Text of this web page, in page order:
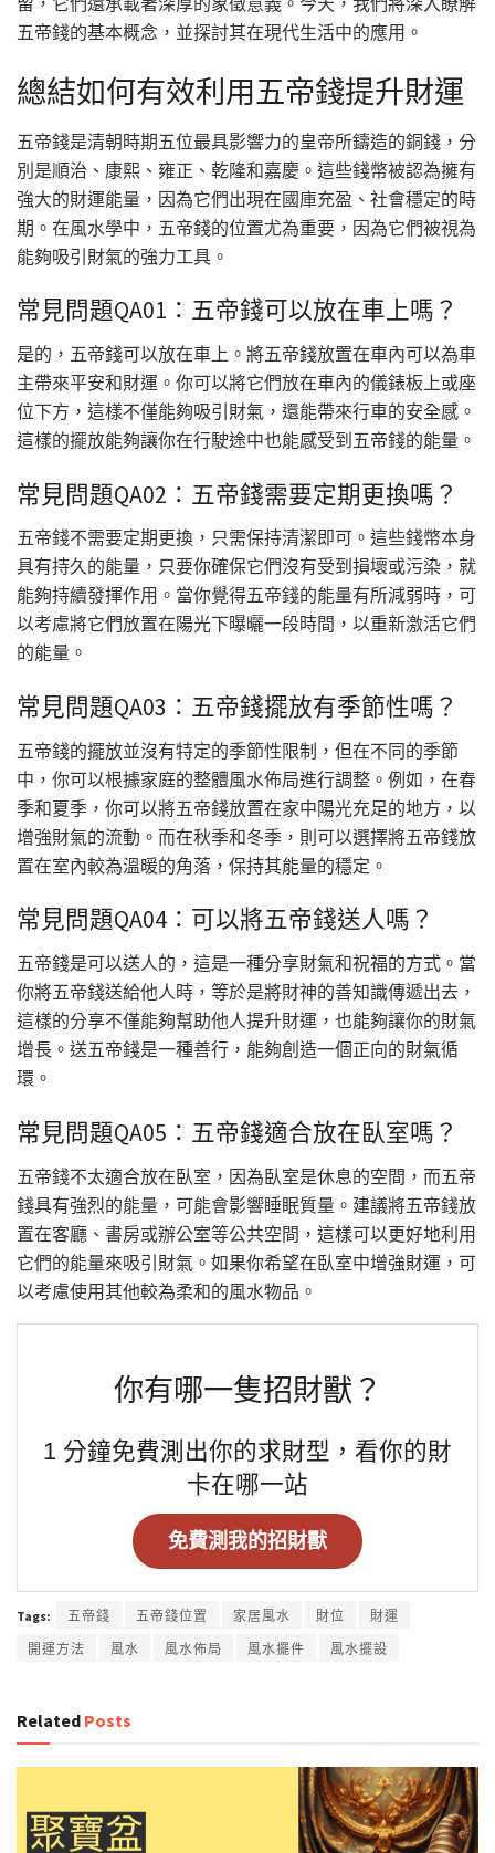
五帝錢的基本概念，並探討其在現代生活中的應用。
總結如何有效利用五帝錢提升財運
五帝錢是清朝時期五位最具影響力的皇帝所鑄造的銅錢，分
別是順治、康熙、雍正、乾隆和嘉慶。這些錢幣被認為擁有
強大的財運能量，因為它們出現在國庫充盈、社會穩定的時
期。在風水學中，五帝錢的位置尤為重要，因為它們被視為
能夠吸引財氣的強力工具。
常見問題QA01：五帝錢可以放在車上嗎？
是的，五帝錢可以放在車上。將五帝錢放置在車內可以為車
主帶來平安和財運。你可以將它們放在車內的儀錶板上或座
位下方，這樣不僅能夠吸引財氣，還能帶來行車的安全感。
這樣的擺放能夠讓你在行駛途中也能感受到五帝錢的能量。
常見問題QA02：五帝錢需要定期更換嗎？
五帝錢不需要定期更換，只需保持清潔即可。這些錢幣本身
具有持久的能量，只要你確保它們沒有受到損壞或污染，就
能夠持續發揮作用。當你覺得五帝錢的能量有所減弱時，可
以考慮將它們放置在陽光下曝曬一段時間，以重新激活它們
的能量。
常見問題QA03：五帝錢擺放有季節性嗎？
五帝錢的擺放並沒有特定的季節性限制，但在不同的季節
中，你可以根據家庭的整體風水佈局進行調整。例如，在春
季和夏季，你可以將五帝錢放置在家中陽光充足的地方，以
增強財氣的流動。而在秋季和冬季，則可以選擇將五帝錢放
置在室內較為溫暖的角落，保持其能量的穩定。
常見問題QA04：可以將五帝錢送人嗎？
五帝錢是可以送人的，這是一種分享財氣和祝福的方式。當
你將五帝錢送給他人時，等於是將財神的善知識傳遞出去，
這樣的分享不僅能夠幫助他人提升財運，也能夠讓你的財氣
增長。送五帝錢是一種善行，能夠創造一個正向的財氣循
環。
常見問題QA05：五帝錢適合放在臥室嗎？
五帝錢不太適合放在臥室，因為臥室是休息的空間，而五帝
錢具有強烈的能量，可能會影響睡眠質量。建議將五帝錢放
置在客廳、書房或辦公室等公共空間，這樣可以更好地利用
它們的能量來吸引財氣。如果你希望在臥室中增強財運，可
以考慮使用其他較為柔和的風水物品。
你有哪一隻招財獸？
1 分鐘免費測出你的求財型，看你的財
卡在哪一站
免費測我的招財獸
Tags: 五帝錢 五帝錢位置 家居風水 財位
財運
開運方法
風水 風水佈局 風水擺件 風水擺設
Related Posts